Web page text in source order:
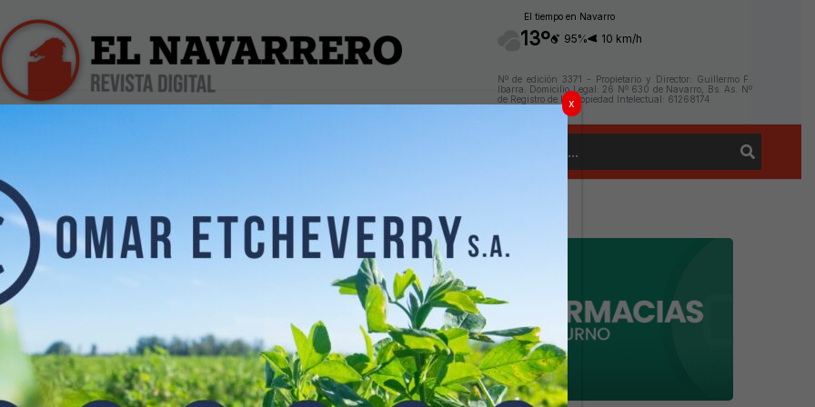
El tiempo en Navarro
13º 95% 10 km/h
Nº de edición 3371 - Propietario y Director: Guillermo F.
Ibarra. Domicilio Legal: 26 Nº 630 de Navarro, Bs. As. Nº
de Registro de la Propiedad Intelectual: 61268174
J.J.
2017
x